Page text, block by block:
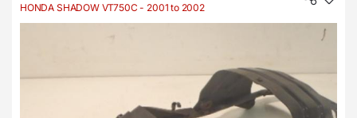
HONDA SHADOW VT750C - 2001 to 2002